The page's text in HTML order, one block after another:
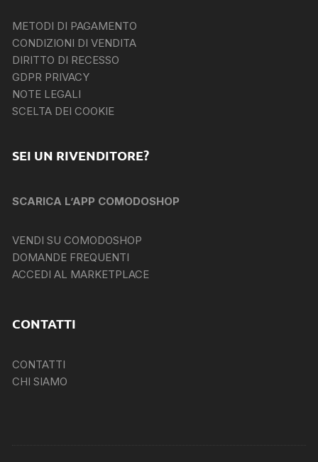
METODI DI PAGAMENTO
CONDIZIONI DI VENDITA
DIRITTO DI RECESSO
GDPR PRIVACY
NOTE LEGALI
SCELTA DEI COOKIE
SEI UN RIVENDITORE?
SCARICA L’APP COMODOSHOP
VENDI SU COMODOSHOP
DOMANDE FREQUENTI
ACCEDI AL MARKETPLACE
CONTATTI
CONTATTI
CHI SIAMO